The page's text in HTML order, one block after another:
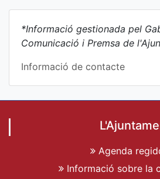
*Informació gestionada pel
Comunicació i Premsa de
Informació de contacte
Agenda
Informació sobre la